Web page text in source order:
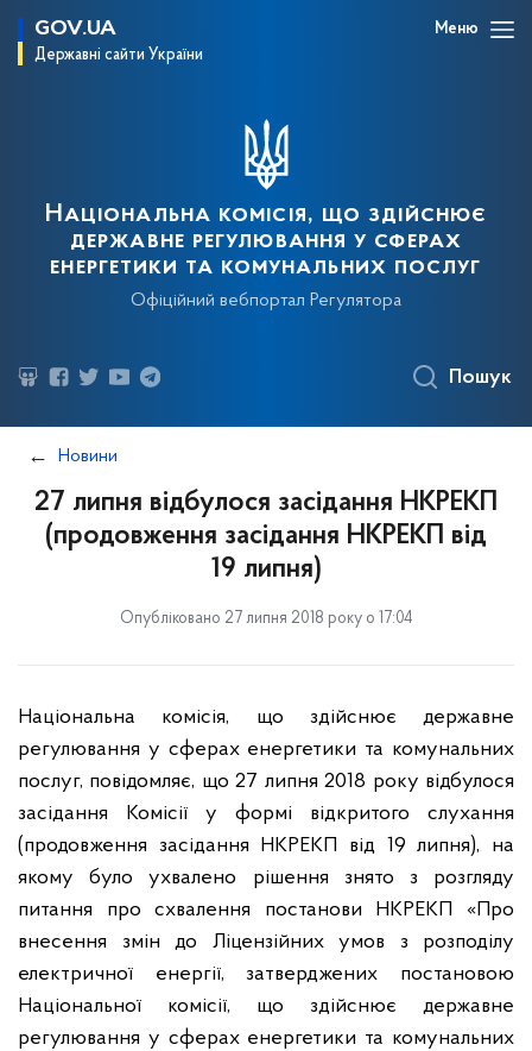
GOV.UA
Державні сайти України
Меню
Національна комісія, що здійснює
державне регулювання у сферах
енергетики та комунальних послуг
Офіційний вебпортал Регулятора
Пошук
Новини
27 липня відбулося засідання НКРЕКП
(продовження засідання НКРЕКП від
19 липня)
Опубліковано 27 липня 2018 року о 17:04
Національна комісія, що здійснює державне
регулювання у сферах енергетики та комунальних
послуг, повідомляє, що 27 липня 2018 року відбулося
засідання Комісії у формі відкритого слухання
(продовження засідання НКРЕКП від 19 липня), на
якому було ухвалено рішення знято з розгляду
питання про схвалення постанови НКРЕКП «Про
внесення змін до Ліцензійних умов з розподілу
електричної енергії, затверджених постановою
Національної комісії, що здійснює державне
регулювання у сферах енергетики та комунальних